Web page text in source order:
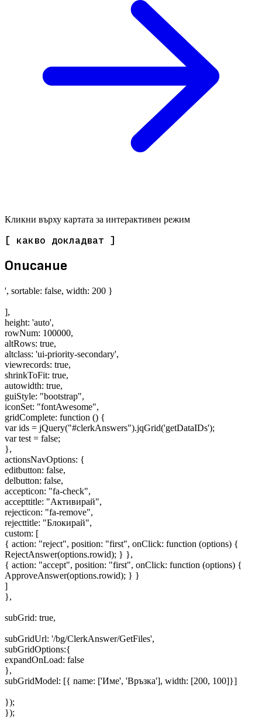
Кликни върху картата за интерактивен режим
[ какво докладват ]
Описание
', sortable: false, width: 200 }
],
height: 'auto',
rowNum: 100000,
altRows: true,
altclass: 'ui-priority-secondary',
viewrecords: true,
shrinkToFit: true,
autowidth: true,
guiStyle: "bootstrap",
iconSet: "fontAwesome",
gridComplete: function () {
var ids = jQuery("#clerkAnswers").jqGrid('getDataIDs');
var test = false;
},
actionsNavOptions: {
editbutton: false,
delbutton: false,
accepticon: "fa-check",
accepttitle: "Активирай",
rejecticon: "fa-remove",
rejecttitle: "Блокирай",
custom: [
{ action: "reject", position: "first", onClick: function (options) {
RejectAnswer(options.rowid); } },
{ action: "accept", position: "first", onClick: function (options) {
ApproveAnswer(options.rowid); } }
]
},
subGrid: true,
subGridUrl: '/bg/ClerkAnswer/GetFiles',
subGridOptions:{
expandOnLoad: false
},
subGridModel: [{ name: ['Име', 'Връзка'], width: [200, 100]}]
});
});